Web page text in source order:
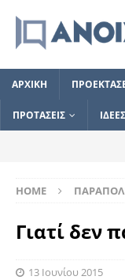
ΑΡΧΙΚΗ
ΠΡΟΤΑΣΕΙΣ ΙΔΕΕΣ
HOME
Γιατί δεν
13 Ιουνίου 2015